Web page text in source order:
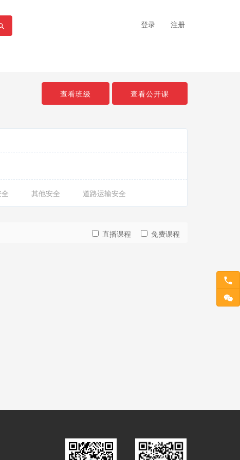
登录 注册
查看班级 查看公开课
其他安全 道路运输安全
直播课程 免费课程